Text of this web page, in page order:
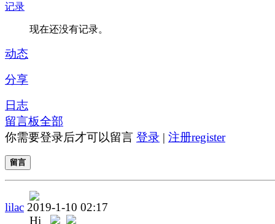
记录
现在还没有记录。
动态
分享
日志
留言板全部
你需要登录后才可以留言 登录 | 注册register
留言
lilac 2019-1-10 02:17
Hi